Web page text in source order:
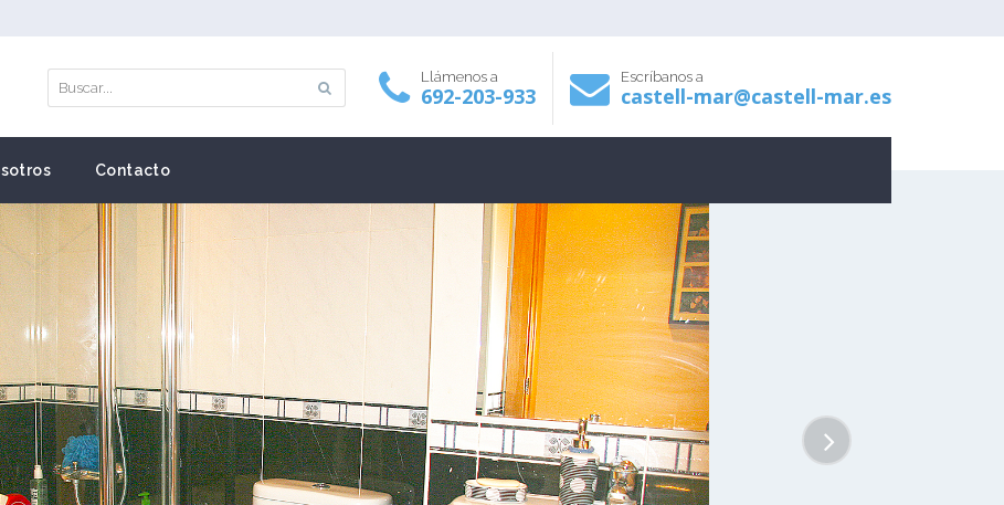
Llámenos a
692-203-933
Escríbanos a
castell-mar@castell-mar.es
Contacto